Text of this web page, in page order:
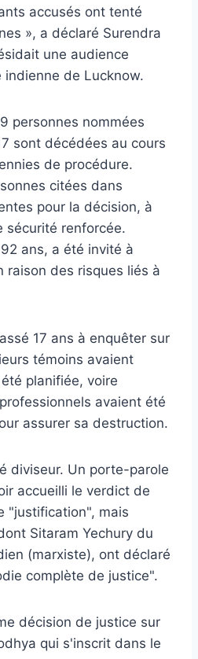
accusés ont tenté
», a déclaré Surendra
une audience
indienne de Lucknow.
personnes nommées
sont décédées au cours
de procédure.
citées dans
pour la décision, à
sécurité renforcée.
ans, a été invité à
raison des risques liés à
17 ans à enquêter sur
témoins avaient
planifiée, voire
avaient été
assurer sa destruction.
diviseur. Un porte-parole
accueilli le verdict de
"justification", mais
Sitaram Yechury du
(marxiste), ont déclaré
complète de justice".
décision de justice sur
qui s'inscrit dans le